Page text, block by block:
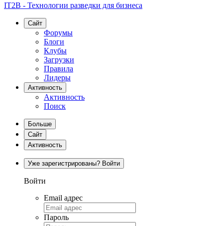
IT2B - Технологии разведки для бизнеса
Сайт
Форумы
Блоги
Клубы
Загрузки
Правила
Лидеры
Активность
Активность
Поиск
Больше
Сайт
Активность
Уже зарегистрированы? Войти
Войти
Email адрес
Пароль